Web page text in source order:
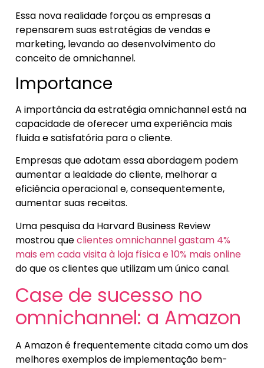
Essa nova realidade forçou as empresas a
repensarem suas estratégias de vendas e
marketing, levando ao desenvolvimento do
conceito de omnichannel.
Importance
A importância da estratégia omnichannel está na
capacidade de oferecer uma experiência mais
fluida e satisfatória para o cliente.
Empresas que adotam essa abordagem podem
aumentar a lealdade do cliente, melhorar a
eficiência operacional e, consequentemente,
aumentar suas receitas.
Uma pesquisa da Harvard Business Review
mostrou queclientes omnichannel gastam 4%
mais em cada visita à loja física e 10% mais online
do que os clientes que utilizam um único canal.
Case de sucesso no
omnichannel: a Amazon
A Amazon é frequentemente citada como um dos
melhores exemplos de implementação bem-